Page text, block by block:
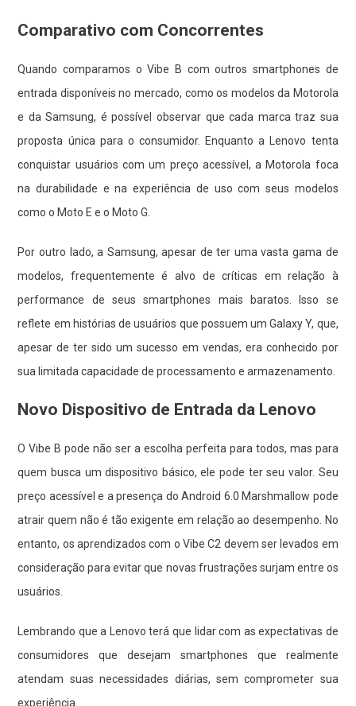
Comparativo com Concorrentes
Quando comparamos o Vibe B com outros smartphones de
entrada disponíveis no mercado, como os modelos da Motorola
e da Samsung, é possível observar que cada marca traz sua
proposta única para o consumidor. Enquanto a Lenovo tenta
conquistar usuários com um preço acessível, a Motorola foca
na durabilidade e na experiência de uso com seus modelos
como o Moto E e o Moto G.
Por outro lado, a Samsung, apesar de ter uma vasta gama de
modelos, frequentemente é alvo de críticas em relação à
performance de seus smartphones mais baratos. Isso se
reflete em histórias de usuários que possuem um Galaxy Y, que,
apesar de ter sido um sucesso em vendas, era conhecido por
sua limitada capacidade de processamento e armazenamento.
Novo Dispositivo de Entrada da Lenovo
O Vibe B pode não ser a escolha perfeita para todos, mas para
quem busca um dispositivo básico, ele pode ter seu valor. Seu
preço acessível e a presença do Android 6.0 Marshmallow pode
atrair quem não é tão exigente em relação ao desempenho. No
entanto, os aprendizados com o Vibe C2 devem ser levados em
consideração para evitar que novas frustrações surjam entre os
usuários.
Lembrando que a Lenovo terá que lidar com as expectativas de
consumidores que desejam smartphones que realmente
atendam suas necessidades diárias, sem comprometer sua
experiência.